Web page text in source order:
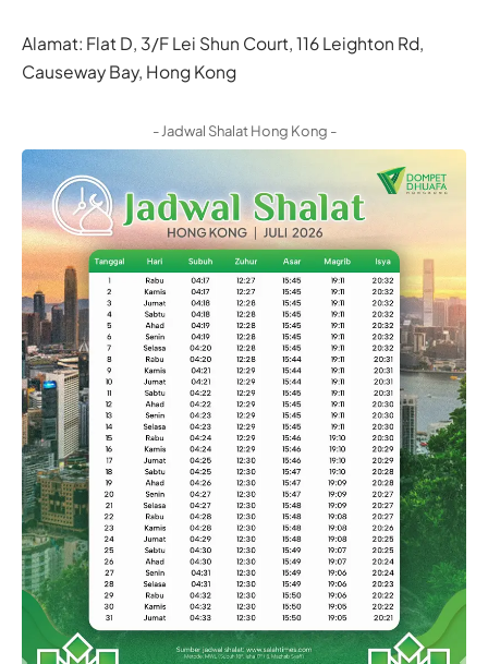
Alamat: Flat D, 3/F Lei Shun Court, 116 Leighton Rd,
Causeway Bay, Hong Kong
- Jadwal Shalat Hong Kong -